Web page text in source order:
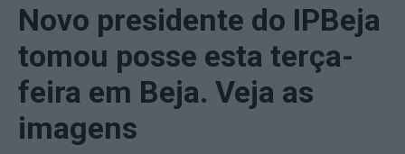
Novo presidente do IPBeja
tomou posse esta terça-
feira em Beja. Veja as
imagens